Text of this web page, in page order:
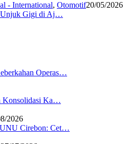
- International, Otomotif20/05/2026
Unjuk Gigi di Aj…
Operas…
Konsolidasi Ka…
2026
UNU Cirebon: Cet…